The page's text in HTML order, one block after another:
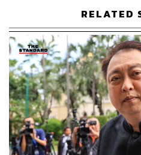
เข้าเพิ่มขึ้นในช่วงระยะ 1-3 วั
ล้าน ลบ.ม. ขณะที่อ่างเก็บน้ำข
อ่างฯ 744 ล้าน ลบ.ม. ส่งผลให้
ปริมาณน้ำน้อยกว่า 30% จำนว
ขึ้นจนอยู่ในเกณฑ์ 30-60% จำ
ไหลเข้าแหล่งน้ำมากขึ้นนี้จะใ
เพื่อการอุปโภค-บริโภค และเ
อย่างไรก็ตาม ยังมีแหล่งน้ำอีก
และอยู่ในเกณฑ์เฝ้าระวัง ได้แ
แควน้อยบำรุงแดน, เขื่อนจุฬา
RELATED